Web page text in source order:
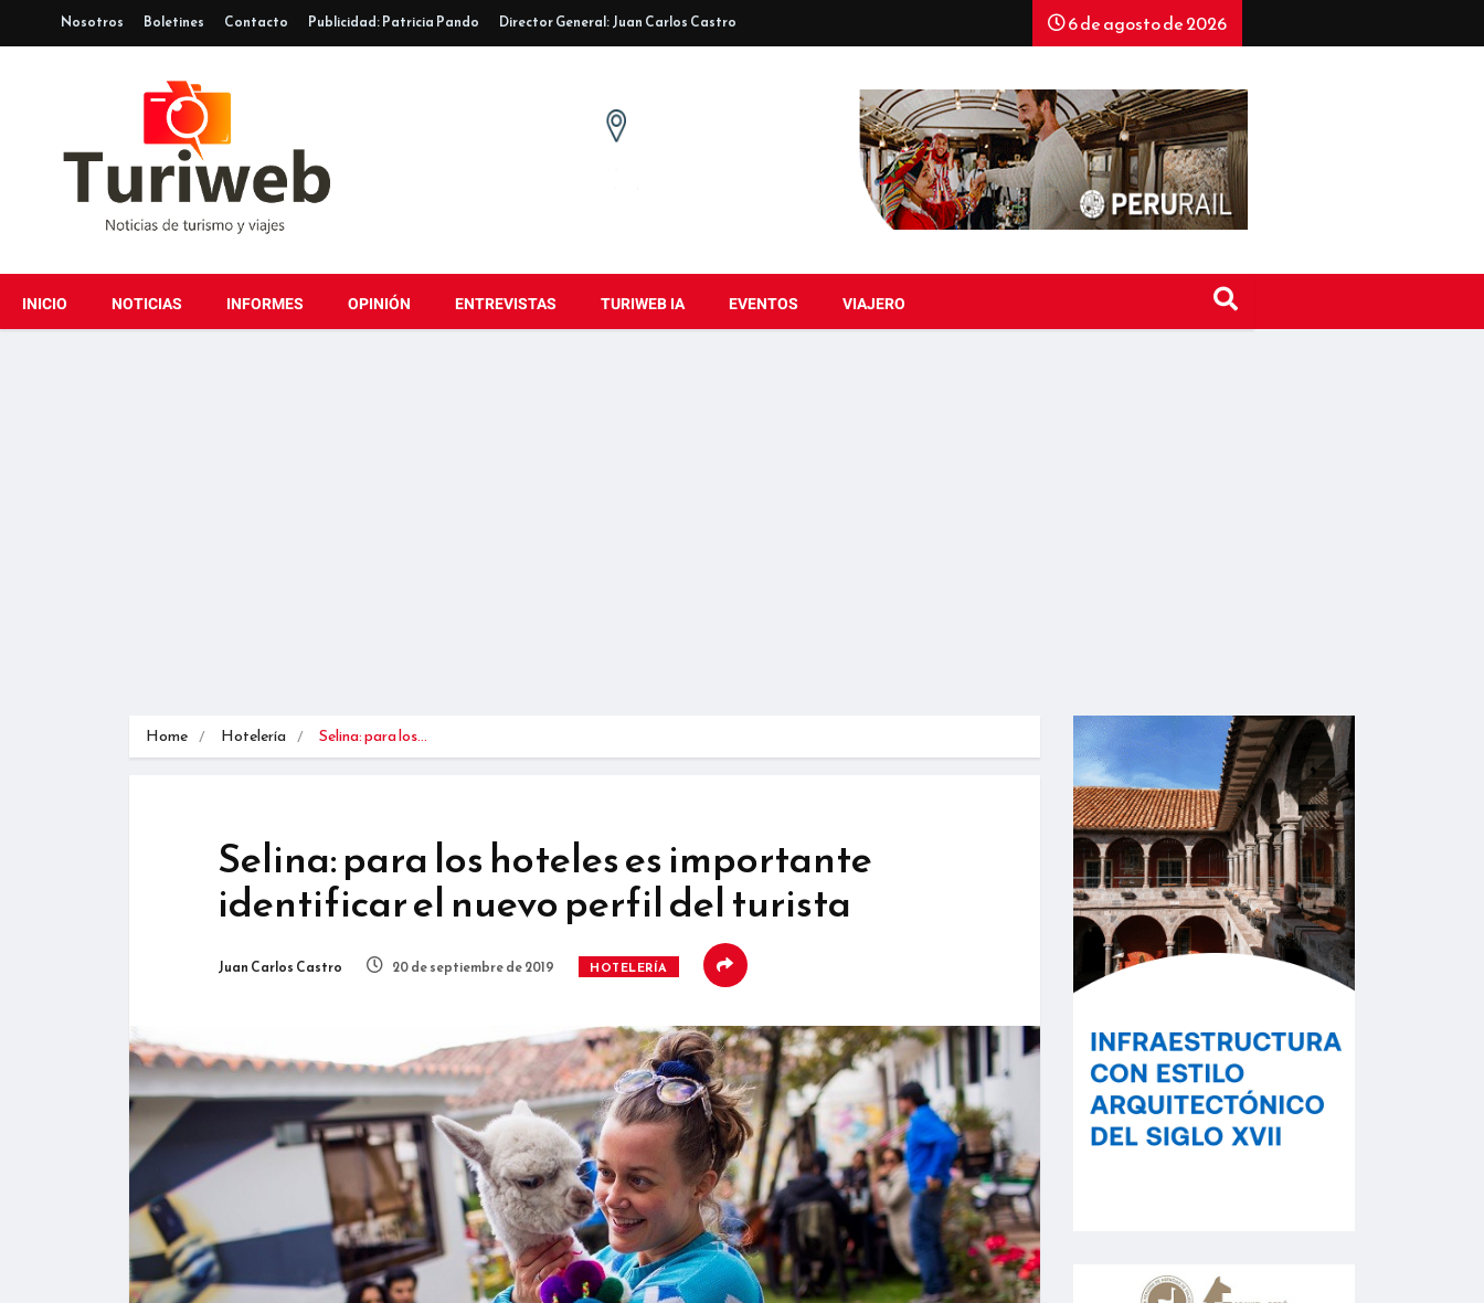
Nosotros Boletines Contacto Publicidad: Patricia Pando Director General: Juan Carlos Castro 6 de agosto de 2026
INICIO NOTICIAS INFORMES OPINIÓN ENTREVISTAS TURIWEB IA EVENTOS VIAJERO
Home Hotelería Selina: para los…
Selina: para los hoteles es importante
identificar el nuevo perfil del turista
Juan Carlos Castro 20 de septiembre de 2019 HOTELERÍA